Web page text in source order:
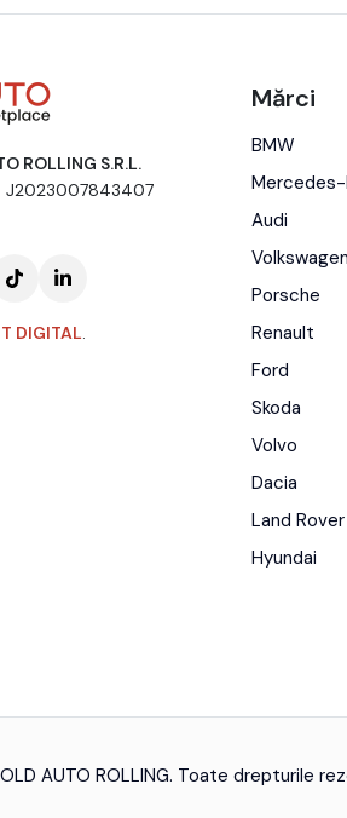
ROLLING S.R.L.
J2023007843407
DIGITAL.
Mărci
BMW
Mercedes-
Audi
Volkswagen
Porsche
Renault
Ford
Skoda
Volvo
Dacia
Land Rover
Hyundai
AUTO ROLLING. Toate drepturile